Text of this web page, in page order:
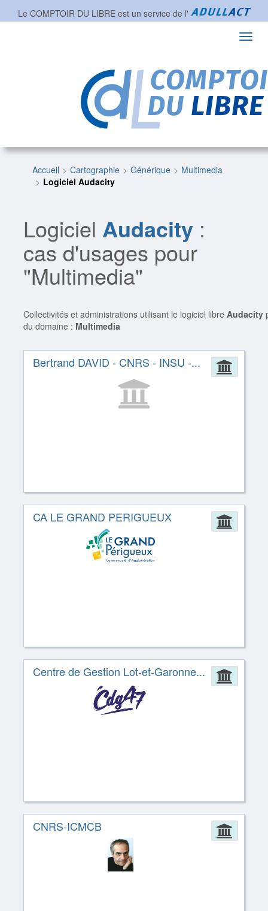
Le COMPTOIR DU LIBRE est un service de l'
Accueil Cartographie Générique
Multimedia
Logiciel Audacity
Logiciel Audacity :
cas d'usages pour
"Multimedia"
Collectivités et administrations utilisant le logiciel libreAudacity
du domaine : Multimedia
Bertrand DAVID - CNRS - INSU -...
CA LE GRAND PERIGUEUX
Centre de Gestion Lot-et-Garonne...
CNRS-ICMCB